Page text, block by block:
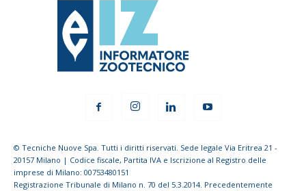
© Tecniche Nuove Spa. Tutti i diritti riservati. Sede legale Via Eritrea 21 -
20157 Milano | Codice fiscale, Partita IVA e Iscrizione al Registro delle
imprese di Milano: 00753480151
Registrazione Tribunale di Milano n. 70 del 5.3.2014. Precedentemente